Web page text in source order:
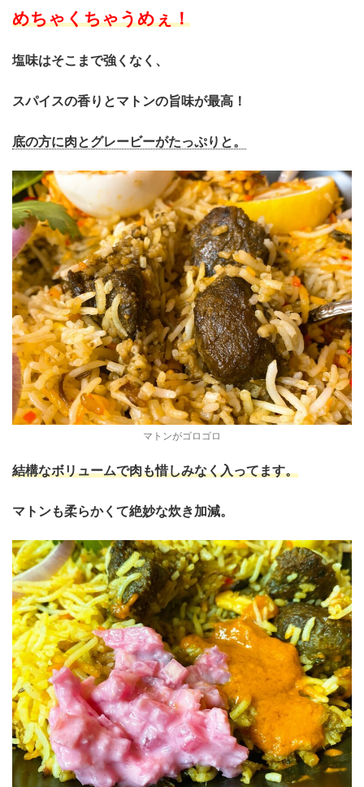
めちゃくちゃうめぇ！
塩味はそこまで強くなく、
スパイスの香りとマトンの旨味が最高！
底の方に肉とグレービーがたっぷりと。
マトンがゴロゴロ
結構なボリュームで肉も惜しみなく入ってます。
マトンも柔らかくて絶妙な炊き加減。